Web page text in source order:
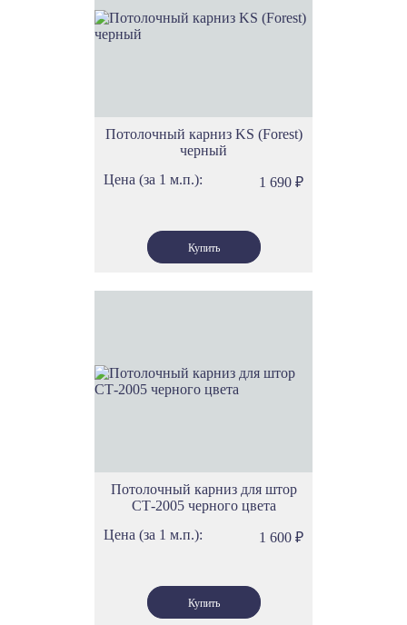
Потолочный карниз KS (Forest)
черный
Цена (за 1 м.п.):
1 690 ₽
Потолочный карниз для штор
СТ-2005 черного цвета
Цена (за 1 м.п.):
1 600 ₽